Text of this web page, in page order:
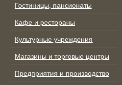
Гостиницы, пансионаты
Кафе и рестораны
Культурные учреждения
Магазины и торговые центры
Предприятия и производство